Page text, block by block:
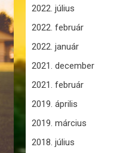
2022. július
2022. február
2022. január
2021. december
2021. február
2019. április
2019. március
2018. július